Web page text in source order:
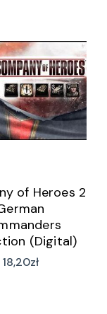
of Heroes 2
(Digital)
18,20zł